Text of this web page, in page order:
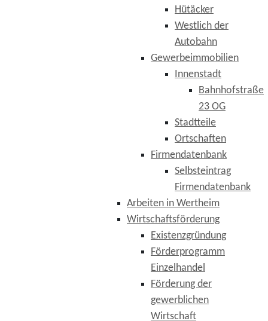
Hütäcker
Westlich der
Autobahn
Gewerbeimmobilien
Innenstadt
Bahnhofstraße
23 OG
Stadtteile
Ortschaften
Firmendatenbank
Selbsteintrag
Firmendatenbank
Arbeiten in Wertheim
Wirtschaftsförderung
Existenzgründung
Förderprogramm
Einzelhandel
Förderung der
gewerblichen
Wirtschaft